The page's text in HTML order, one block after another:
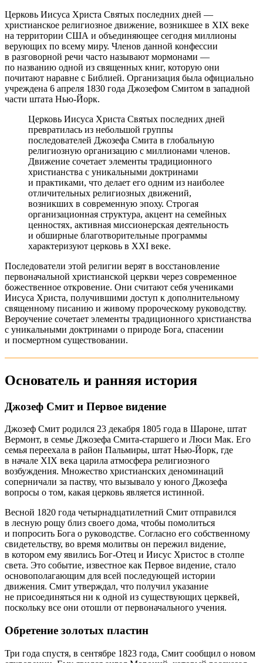
Церковь Иисуса Христа Святых последних дней —
христианское религиозное движение, возникшее в XIX веке
на территории США и объединяющее сегодня миллионы
верующих по всему миру. Членов данной конфессии
в разговорной речи часто называют мормонами —
по названию одной из священных книг, которую они
почитают наравне с Библией. Организация была официально
учреждена 6 апреля 1830 года Джозефом Смитом в западной
части штата Нью-Йорк.
Церковь Иисуса Христа Святых последних дней
превратилась из небольшой группы
последователей Джозефа Смита в глобальную
религиозную организацию с миллионами членов.
Движение сочетает элементы традиционного
христианства с уникальными доктринами
и практиками, что делает его одним из наиболее
отличительных религиозных движений,
возникших в современную эпоху. Строгая
организационная структура, акцент на семейных
ценностях, активная миссионерская деятельность
и обширные благотворительные программы
характеризуют церковь в XXI веке.
Последователи этой религии верят в восстановление
первоначальной христианской церкви через современное
божественное откровение. Они считают себя учениками
Иисуса Христа, получившими доступ к дополнительному
священному писанию и живому пророческому руководству.
Вероучение сочетает элементы традиционного христианства
с уникальными доктринами о природе Бога, спасении
и посмертном существовании.
Основатель и ранняя история
Джозеф Смит и Первое видение
Джозеф Смит родился 23 декабря 1805 года в Шароне, штат
Вермонт, в семье Джозефа Смита-старшего и Люси Мак. Его
семья переехала в район Пальмиры, штат Нью-Йорк, где
в начале XIX века царила атмосфера религиозного
возбуждения. Множество христианских деноминаций
соперничали за паству, что вызывало у юного Джозефа
вопросы о том, какая церковь является истинной.
Весной 1820 года четырнадцатилетний Смит отправился
в лесную рощу близ своего дома, чтобы помолиться
и попросить Бога о руководстве. Согласно его собственному
свидетельству, во время молитвы он пережил видение,
в котором ему явились Бог-Отец и Иисус Христос в столпе
света. Это событие, известное как Первое видение, стало
основополагающим для всей последующей истории
движения. Смит утверждал, что получил указание
не присоединяться ни к одной из существующих церквей,
поскольку все они отошли от первоначального учения.
Обретение золотых пластин
Три года спустя, в сентябре 1823 года, Смит сообщил о новом